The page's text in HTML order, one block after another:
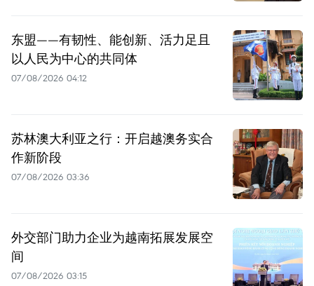
东盟——有韧性、能创新、活力足且
以人民为中心的共同体
07/08/2026 04:12
苏林澳大利亚之行：开启越澳务实合
作新阶段
07/08/2026 03:36
外交部门助力企业为越南拓展发展空
间
07/08/2026 03:15